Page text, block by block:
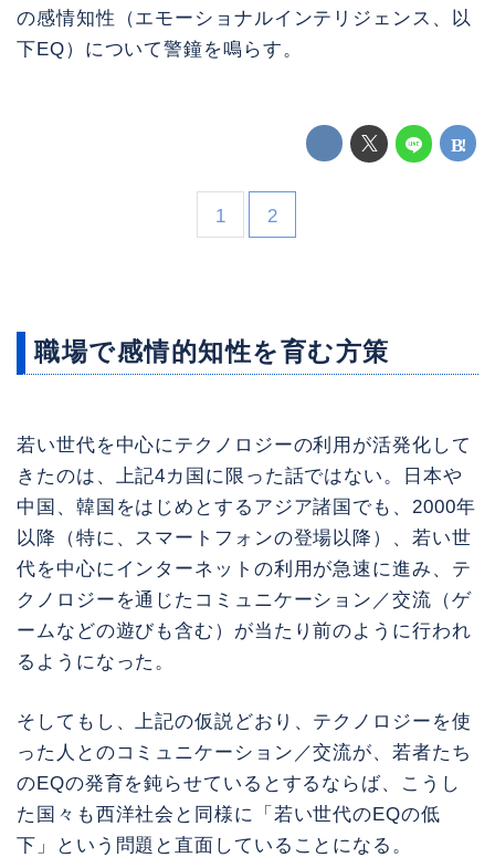
の感情知性（エモーショナルインテリジェンス、以
下EQ）について警鐘を鳴らす。
1 2
職場で感情的知性を育む方策
若い世代を中心にテクノロジーの利用が活発化して
きたのは、上記4カ国に限った話ではない。日本や
中国、韓国をはじめとするアジア諸国でも、2000年
以降（特に、スマートフォンの登場以降）、若い世
代を中心にインターネットの利用が急速に進み、テ
クノロジーを通じたコミュニケーション／交流（ゲ
ームなどの遊びも含む）が当たり前のように行われ
るようになった。
そしてもし、上記の仮説どおり、テクノロジーを使
った人とのコミュニケーション／交流が、若者たち
のEQの発育を鈍らせているとするならば、こうし
た国々も西洋社会と同様に「若い世代のEQの低
下」という問題と直面していることになる。